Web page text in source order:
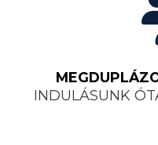
INDULÁSUNK